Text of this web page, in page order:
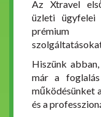
Az Xtravel
üzleti ügyfelei
prémium
Hiszünk
már a
működésünket
és a